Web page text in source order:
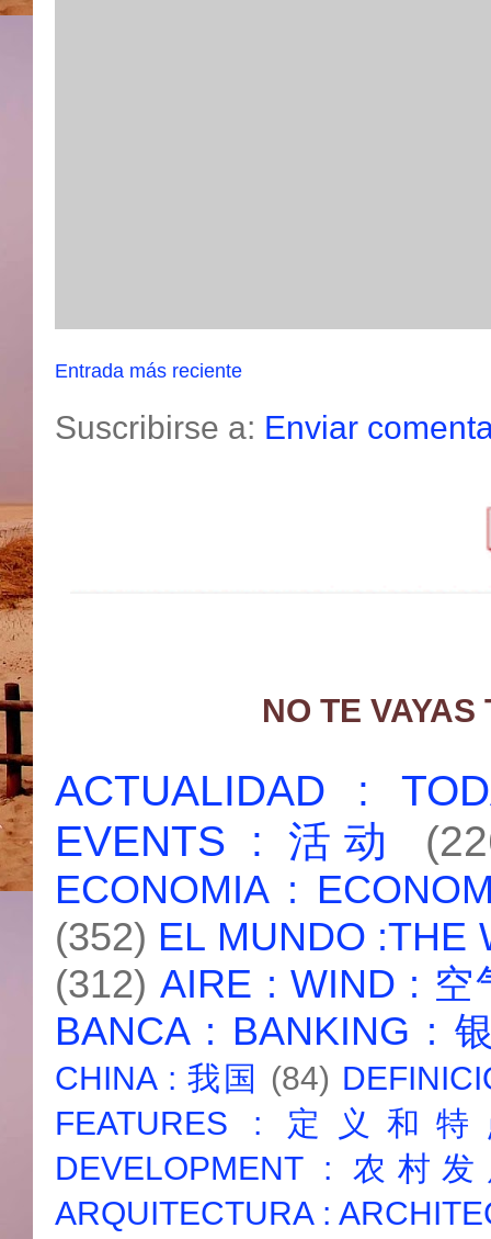
Entrada más reciente
Suscribirse a: Enviar
NO TE
ACTUALIDAD :
EVENTS : 活动
ECONOMIA :
(352) EL MUNDO :THE
(312) AIRE : WIND : 空
BANCA : BANKING :
CHINA : 我国 (84)
FEATURES : 定义和
DEVELOPMENT : 农村
ARQUITECTURA :